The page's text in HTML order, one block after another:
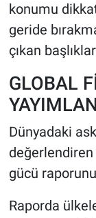
konumu
geride
çıkan
GLOBAL
Dünyadaki
değerlendiren
gücü
Raporda